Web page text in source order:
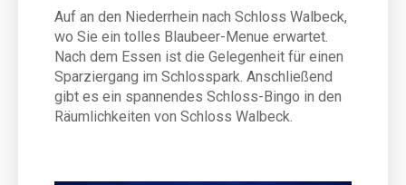
Auf an den Niederrhein nach Schloss Walbeck,
wo Sie ein tolles Blaubeer-Menue erwartet.
Nach dem Essen ist die Gelegenheit für einen
Sparziergang im Schlosspark. Anschließend
gibt es ein spannendes Schloss-Bingo in den
Räumlichkeiten von Schloss Walbeck.